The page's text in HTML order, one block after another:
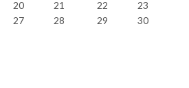
20 21 22
23
27 28 29
30